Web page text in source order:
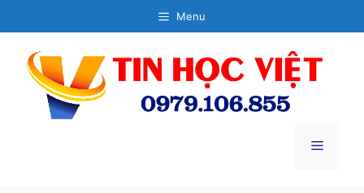
đến
dung
Menu
Menu